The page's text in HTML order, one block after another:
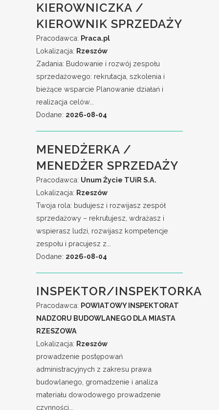
KIEROWNICZKA /
KIEROWNIK SPRZEDAŻY
Pracodawca: Praca.pl
Lokalizacja: Rzeszów
Zadania: Budowanie i rozwój zespołu
sprzedażowego: rekrutacja, szkolenia i
bieżące wsparcie Planowanie działań i
realizacja celów...
Dodane: 2026-08-04
MENEDŻERKA /
MENEDŻER SPRZEDAŻY
Pracodawca: Unum Życie TUiR S.A.
Lokalizacja: Rzeszów
Twoja rola: budujesz i rozwijasz zespół
sprzedażowy – rekrutujesz, wdrażasz i
wspierasz ludzi, rozwijasz kompetencje
zespołu i pracujesz z...
Dodane: 2026-08-04
INSPEKTOR/INSPEKTORKA
Pracodawca: POWIATOWY INSPEKTORAT
NADZORU BUDOWLANEGO DLA MIASTA
RZESZOWA
Lokalizacja: Rzeszów
prowadzenie postępowań
administracyjnych z zakresu prawa
budowlanego, gromadzenie i analiza
materiału dowodowego prowadzenie
czynności...